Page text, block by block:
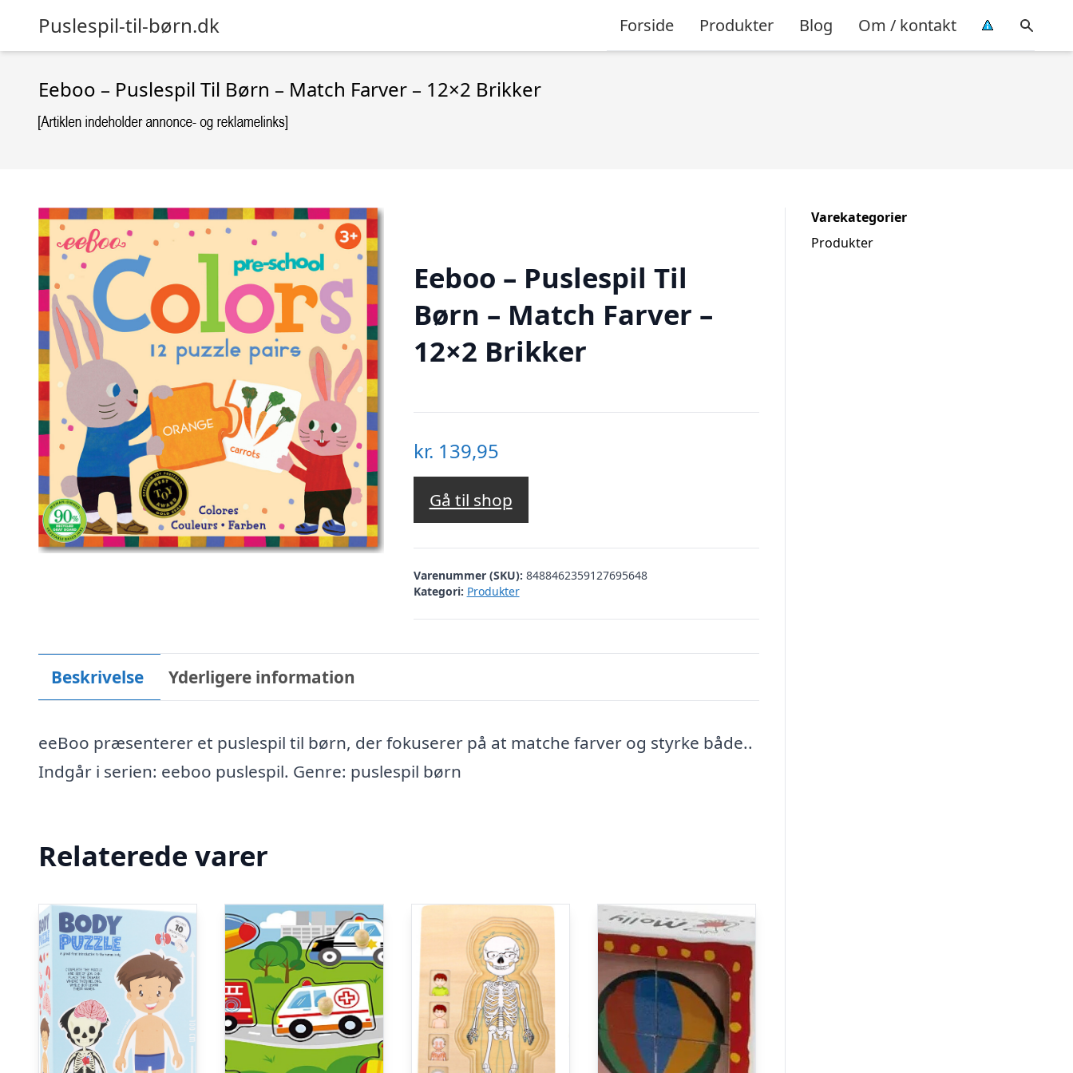
Puslespil-til-børn.dk Forside Produkter Blog Om / kontakt
Eeboo – Puslespil Til Børn – Match Farver – 12×2 Brikker
Eeboo – Puslespil Til
Børn – Match Farver –
12×2 Brikker
kr. 139,95
Gå til shop
Varenummer (SKU): 8488462359127695648
Kategori: Produkter
Beskrivelse Yderligere information
eeBoo præsenterer et puslespil til børn, der fokuserer på at matche farver og styrke både..
Indgår i serien: eeboo puslespil. Genre: puslespil børn
Relaterede varer
Varekategorier
Produkter